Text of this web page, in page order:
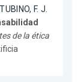
TUBINO, F. J.
de la ética